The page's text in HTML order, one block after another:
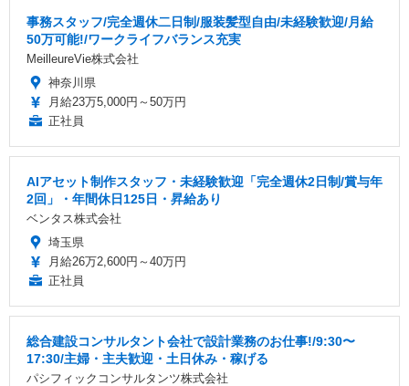
事務スタッフ/完全週休二日制/服装髪型自由/未経験歓迎/月給
50万可能!/ワークライフバランス充実
MeilleureVie株式会社
神奈川県
月給23万5,000円～50万円
正社員
AIアセット制作スタッフ・未経験歓迎「完全週休2日制/賞与年
2回」・年間休日125日・昇給あり
ベンタス株式会社
埼玉県
月給26万2,600円～40万円
正社員
総合建設コンサルタント会社で設計業務のお仕事!/9:30〜
17:30/主婦・主夫歓迎・土日休み・稼げる
パシフィックコンサルタンツ株式会社